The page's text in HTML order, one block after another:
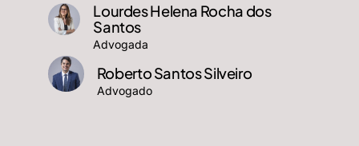
Lourdes Helena Rocha dos
Santos
Advogada
Roberto Santos Silveiro
Advogado